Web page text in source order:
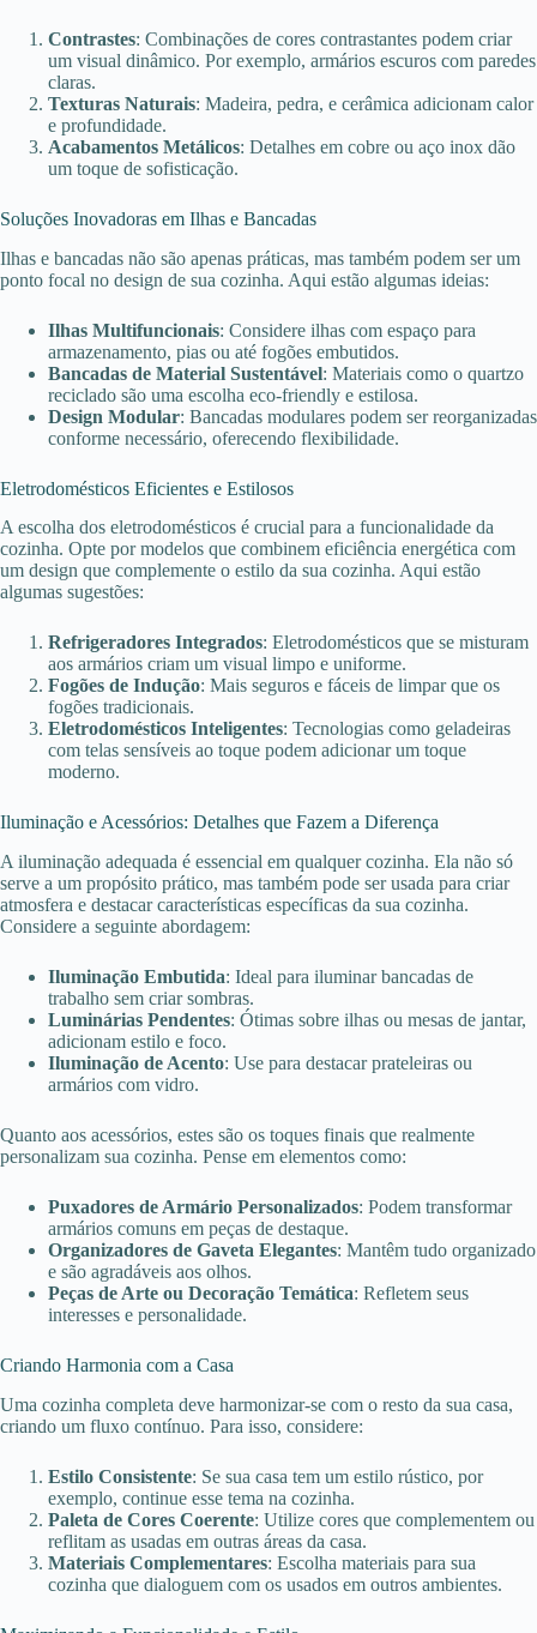
Contrastes: Combinações de cores contrastantes podem criar
um visual dinâmico. Por exemplo, armários escuros com paredes
claras.
Texturas Naturais: Madeira, pedra, e cerâmica adicionam calor
e profundidade.
Acabamentos Metálicos: Detalhes em cobre ou aço inox dão
um toque de sofisticação.
Soluções Inovadoras em Ilhas e Bancadas
Ilhas e bancadas não são apenas práticas, mas também podem ser um
ponto focal no design de sua cozinha. Aqui estão algumas ideias:
Ilhas Multifuncionais: Considere ilhas com espaço para
armazenamento, pias ou até fogões embutidos.
Bancadas de Material Sustentável: Materiais como o quartzo
reciclado são uma escolha eco-friendly e estilosa.
Design Modular: Bancadas modulares podem ser reorganizadas
conforme necessário, oferecendo flexibilidade.
Eletrodomésticos Eficientes e Estilosos
A escolha dos eletrodomésticos é crucial para a funcionalidade da
cozinha. Opte por modelos que combinem eficiência energética com
um design que complemente o estilo da sua cozinha. Aqui estão
algumas sugestões:
Refrigeradores Integrados: Eletrodomésticos que se misturam
aos armários criam um visual limpo e uniforme.
Fogões de Indução: Mais seguros e fáceis de limpar que os
fogões tradicionais.
Eletrodomésticos Inteligentes: Tecnologias como geladeiras
com telas sensíveis ao toque podem adicionar um toque
moderno.
Iluminação e Acessórios: Detalhes que Fazem a Diferença
A iluminação adequada é essencial em qualquer cozinha. Ela não só
serve a um propósito prático, mas também pode ser usada para criar
atmosfera e destacar características específicas da sua cozinha.
Considere a seguinte abordagem:
Iluminação Embutida: Ideal para iluminar bancadas de
trabalho sem criar sombras.
Luminárias Pendentes: Ótimas sobre ilhas ou mesas de jantar,
adicionam estilo e foco.
Iluminação de Acento: Use para destacar prateleiras ou
armários com vidro.
Quanto aos acessórios, estes são os toques finais que realmente
personalizam sua cozinha. Pense em elementos como:
Puxadores de Armário Personalizados: Podem transformar
armários comuns em peças de destaque.
Organizadores de Gaveta Elegantes: Mantêm tudo organizado
e são agradáveis ​​aos olhos.
Peças de Arte ou Decoração Temática: Refletem seus
interesses e personalidade.
Criando Harmonia com a Casa
Uma cozinha completa deve harmonizar-se com o resto da sua casa,
criando um fluxo contínuo. Para isso, considere:
Estilo Consistente: Se sua casa tem um estilo rústico, por
exemplo, continue esse tema na cozinha.
Paleta de Cores Coerente: Utilize cores que complementem ou
reflitam as usadas em outras áreas da casa.
Materiais Complementares: Escolha materiais para sua
cozinha que dialoguem com os usados em outros ambientes.